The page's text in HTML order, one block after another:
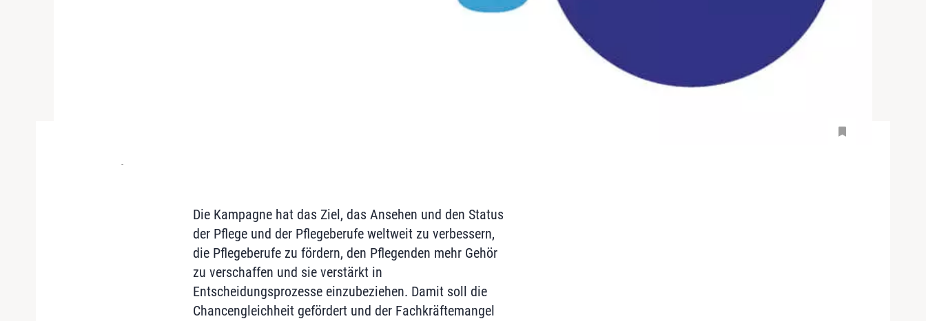
-
Die Kampagne hat das Ziel, das Ansehen und den Status
der Pflege und der Pflegeberufe weltweit zu verbessern,
die Pflegeberufe zu fördern, den Pflegenden mehr Gehör
zu verschaffen und sie verstärkt in
Entscheidungsprozesse einzubeziehen. Damit soll die
Chancengleichheit gefördert und der Fachkräftemangel